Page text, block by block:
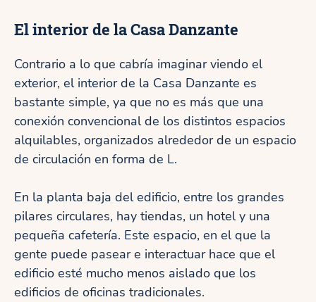
El interior de la Casa Danzante
Contrario a lo que cabría imaginar viendo el
exterior, el interior de la Casa Danzante es
bastante simple, ya que no es más que una
conexión convencional de los distintos espacios
alquilables, organizados alrededor de un espacio
de circulación en forma de L.
En la planta baja del edificio, entre los grandes
pilares circulares, hay tiendas, un hotel y una
pequeña cafetería. Este espacio, en el que la
gente puede pasear e interactuar hace que el
edificio esté mucho menos aislado que los
edificios de oficinas tradicionales.